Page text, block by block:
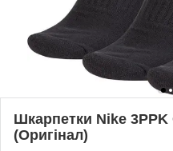
Шкарпетки Nike 3PPK
(Оригінал)